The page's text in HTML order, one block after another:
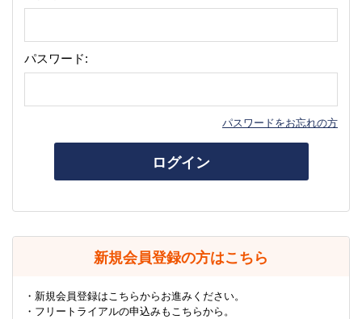
パスワード:
パスワードをお忘れの方
ログイン
新規会員登録の方はこちら
・新規会員登録はこちらからお進みください。
・フリートライアルの申込みもこちらから。